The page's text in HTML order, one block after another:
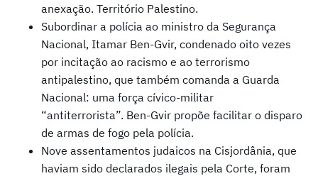
anexação. Território Palestino.
Subordinar a polícia ao ministro da Segurança
Nacional, Itamar Ben-Gvir, condenado oito vezes
por incitação ao racismo e ao terrorismo
antipalestino, que também comanda a Guarda
Nacional: uma força cívico-militar
“antiterrorista”. Ben-Gvir propõe facilitar o disparo
de armas de fogo pela polícia.
Nove assentamentos judaicos na Cisjordânia, que
haviam sido declarados ilegais pela Corte, foram